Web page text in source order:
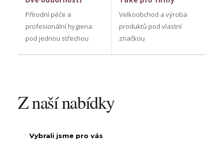
Přírodní péče a
profesionální hygiena
pod jednou střechou
Velkoobchod a výroba
produktů pod vlastní
značkou
Z naší nabídky
Vybrali jsme pro vás